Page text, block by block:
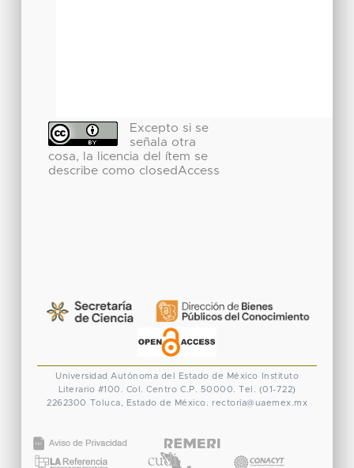
Excepto si se
señala otra
cosa, la licencia del ítem se
describe como closedAccess
Universidad Autónoma del Estado de México
Instituto
Literario #100. Col. Centro C.P. 50000. Tel. (01-722)
2262300
Toluca, Estado de México. rectoria@uaemex.mx